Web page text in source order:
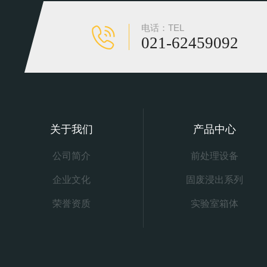
电话：TEL
021-62459092
关于我们
公司简介
企业文化
荣誉资质
产品中心
前处理设备
固废浸出系列
实验室箱体